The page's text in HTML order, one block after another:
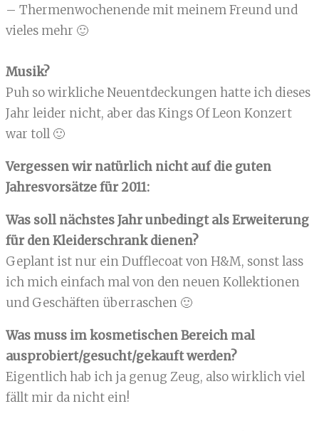
– Thermenwochenende mit meinem Freund und
vieles mehr 🙂
Musik?
Puh so wirkliche Neuentdeckungen hatte ich dieses
Jahr leider nicht, aber das Kings Of Leon Konzert
war toll 🙂
Vergessen wir natürlich nicht auf die guten
Jahresvorsätze für 2011:
Was soll nächstes Jahr unbedingt als Erweiterung
für den Kleiderschrank dienen?
Geplant ist nur ein Dufflecoat von H&M, sonst lass
ich mich einfach mal von den neuen Kollektionen
und Geschäften überraschen 🙂
Was muss im kosmetischen Bereich mal
ausprobiert/gesucht/gekauft werden?
Eigentlich hab ich ja genug Zeug, also wirklich viel
fällt mir da nicht ein!